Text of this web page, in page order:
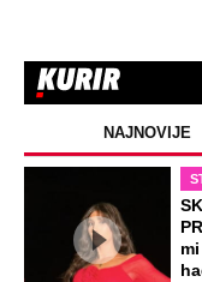
NAJNOVIJE